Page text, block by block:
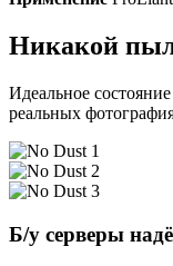
Никакой
Идеальное
реальных
Б/у серверы